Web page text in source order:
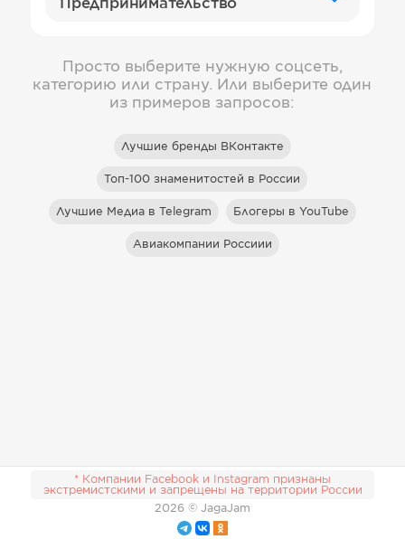
Предпринимательство
Просто выберите нужную соцсеть,
категорию или страну. Или выберите один
из примеров запросов:
Лучшие бренды ВКонтакте
Топ-100 знаменитостей в России
Лучшие Медиа в Telegram Блогеры в YouTube
Авиакомпании Россиии
* Компании Facebook и Instagram признаны
экстремистскими и запрещены на территории России
2026 © JagaJam